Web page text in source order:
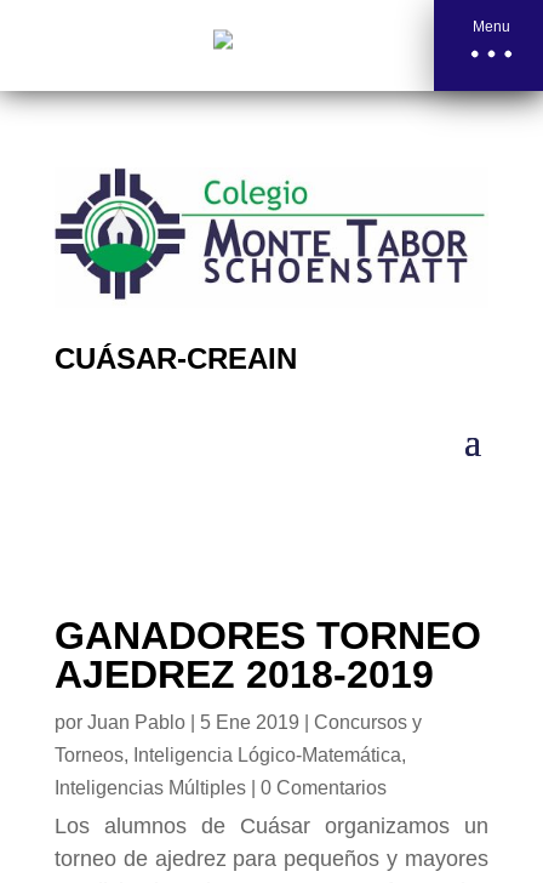
Menu
CUÁSAR-CREAIN
GANADORES TORNEO
AJEDREZ 2018-2019
por Juan Pablo| 5 Ene 2019
Concursos y
Torneos, Inteligencia Lógico-Matemática,
Inteligencias Múltiples| 0 Comentarios
Los alumnos de Cuásar organizamos un
torneo de ajedrez para pequeños y mayores